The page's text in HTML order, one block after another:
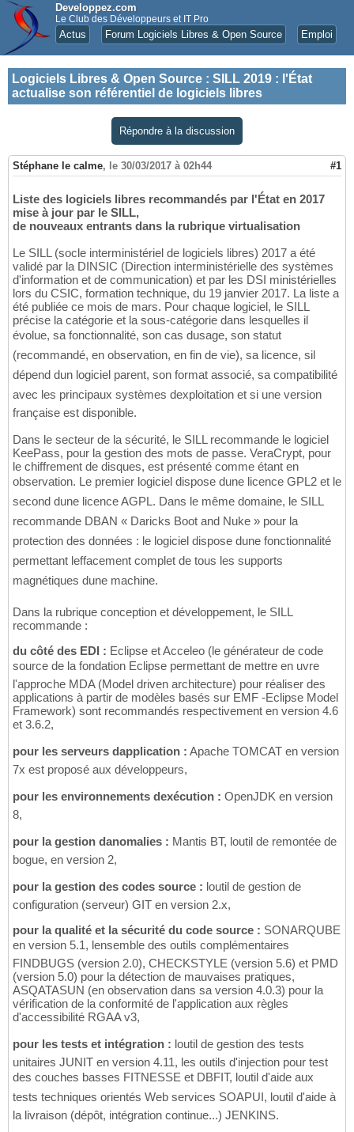
Developpez.com
Le Club des Développeurs et IT Pro
Actus Forum Logiciels Libres & Open Source Emploi
Logiciels Libres & Open Source : SILL 2019 : l'État
actualise son référentiel de logiciels libres
Répondre à la discussion
Stéphane le calme, le 30/03/2017 à 02h44 #1
Liste des logiciels libres recommandés par l'État en 2017
mise à jour par le SILL,
de nouveaux entrants dans la rubrique virtualisation
Le SILL (socle interministériel de logiciels libres) 2017 a été
validé par la DINSIC (Direction interministérielle des systèmes
d'information et de communication) et par les DSI ministérielles
lors du CSIC, formation technique, du 19 janvier 2017. La liste a
été publiée ce mois de mars. Pour chaque logiciel, le SILL
précise la catégorie et la sous-catégorie dans lesquelles il
évolue, sa fonctionnalité, son cas dusage, son statut
(recommandé, en observation, en fin de vie), sa licence, sil
dépend dun logiciel parent, son format associé, sa compatibilité
avec les principaux systèmes dexploitation et si une version
française est disponible.
Dans le secteur de la sécurité, le SILL recommande le logiciel
KeePass, pour la gestion des mots de passe. VeraCrypt, pour
le chiffrement de disques, est présenté comme étant en
observation. Le premier logiciel dispose dune licence GPL2 et le
second dune licence AGPL. Dans le même domaine, le SILL
recommande DBAN « Daricks Boot and Nuke » pour la
protection des données : le logiciel dispose dune fonctionnalité
permettant leffacement complet de tous les supports
magnétiques dune machine.
Dans la rubrique conception et développement, le SILL
recommande :
du côté des EDI : Eclipse et Acceleo (le générateur de code
source de la fondation Eclipse permettant de mettre en uvre
l'approche MDA (Model driven architecture) pour réaliser des
applications à partir de modèles basés sur EMF -Eclipse Model
Framework) sont recommandés respectivement en version 4.6
et 3.6.2,
pour les serveurs dapplication : Apache TOMCAT en version
7x est proposé aux développeurs,
pour les environnements dexécution : OpenJDK en version
8,
pour la gestion danomalies : Mantis BT, loutil de remontée de
bogue, en version 2,
pour la gestion des codes source : loutil de gestion de
configuration (serveur) GIT en version 2.x,
pour la qualité et la sécurité du code source : SONARQUBE
en version 5.1, lensemble des outils complémentaires
FINDBUGS (version 2.0), CHECKSTYLE (version 5.6) et PMD
(version 5.0) pour la détection de mauvaises pratiques,
ASQATASUN (en observation dans sa version 4.0.3) pour la
vérification de la conformité de l'application aux règles
d'accessibilité RGAA v3,
pour les tests et intégration : loutil de gestion des tests
unitaires JUNIT en version 4.11, les outils d'injection pour test
des couches basses FITNESSE et DBFIT, loutil d'aide aux
tests techniques orientés Web services SOAPUI, loutil d'aide à
la livraison (dépôt, intégration continue...) JENKINS.